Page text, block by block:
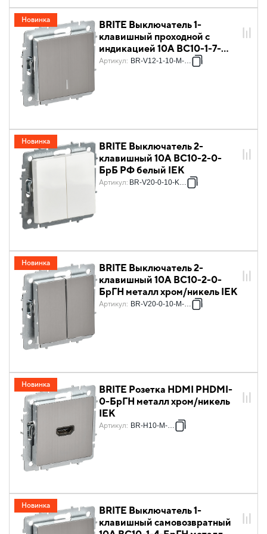
BRITE Выключатель 1-
клавишный проходной с
индикацией 10А ВС10-1-7-
БрГН металл хром/никель IEK
Артикул: BR-V12-1-10-M-K23
Новинка
BRITE Выключатель 2-
клавишный 10А ВС10-2-0-
БрБ РФ белый IEK
Артикул: BR-V20-0-10-K011
Новинка
BRITE Выключатель 2-
клавишный 10А ВС10-2-0-
БрГН металл хром/никель IEK
Артикул: BR-V20-0-10-M-K23
Новинка
BRITE Розетка HDMI РHDMI-
0-БрГН металл хром/никель
IEK
Артикул: BR-H10-M-K23
Новинка
BRITE Выключатель 1-
клавишный самовозвратный
Новинка